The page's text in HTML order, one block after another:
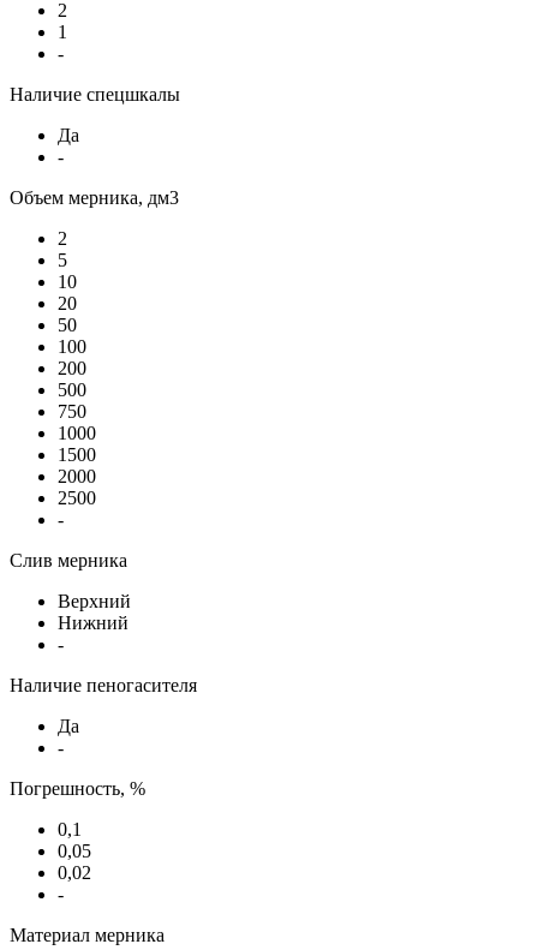
2
1
-
Наличие спецшкалы
Да
-
Объем мерника, дм3
2
5
10
20
50
100
200
500
750
1000
1500
2000
2500
-
Слив мерника
Верхний
Нижний
-
Наличие пеногасителя
Да
-
Погрешность, %
0,1
0,05
0,02
-
Материал мерника